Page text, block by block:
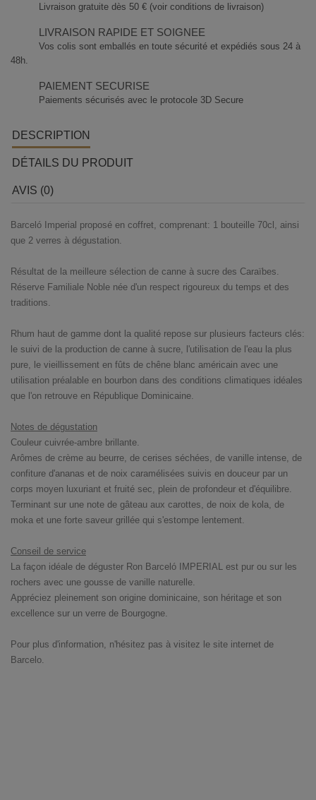
Livraison gratuite dès 50 € (voir conditions de livraison)
LIVRAISON RAPIDE ET SOIGNEE
Vos colis sont emballés en toute sécurité et expédiés sous 24 à
48h.
PAIEMENT SECURISE
Paiements sécurisés avec le protocole 3D Secure
DESCRIPTION
DÉTAILS DU PRODUIT
AVIS (0)
Barceló Imperial proposé en coffret, comprenant: 1 bouteille 70cl, ainsi
que 2 verres à dégustation.
Résultat de la meilleure sélection de canne à sucre des Caraïbes.
Réserve Familiale Noble née d'un respect rigoureux du temps et des
traditions.
Rhum haut de gamme dont la qualité repose sur plusieurs facteurs clés:
le suivi de la production de canne à sucre, l'utilisation de l'eau la plus
pure, le vieillissement en fûts de chêne blanc américain avec une
utilisation préalable en bourbon dans des conditions climatiques idéales
que l'on retrouve en République Dominicaine.
Notes de dégustation
Couleur cuivrée-ambre brillante.
Arômes de crème au beurre, de cerises séchées, de vanille intense, de
confiture d'ananas et de noix caramélisées suivis en douceur par un
corps moyen luxuriant et fruité sec, plein de profondeur et d'équilibre.
Terminant sur une note de gâteau aux carottes, de noix de kola, de
moka et une forte saveur grillée qui s'estompe lentement.
Conseil de service
La façon idéale de déguster Ron Barceló IMPERIAL est pur ou sur les
rochers avec une gousse de vanille naturelle.
Appréciez pleinement son origine dominicaine, son héritage et son
excellence sur un verre de Bourgogne.
Pour plus d'information, n'hésitez pas à visitez le site internet de
Barcelo.